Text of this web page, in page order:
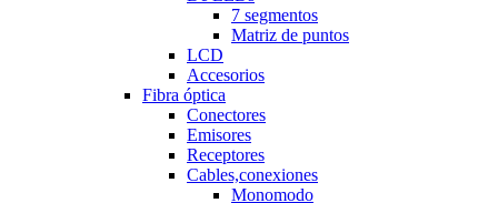
7 segmentos
Matriz de puntos
LCD
Accesorios
Fibra óptica
Conectores
Emisores
Receptores
Cables,conexiones
Monomodo